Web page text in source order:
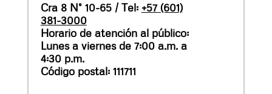
Cra 8 N° 10-65 / Tel: +57 (601)
381-3000
Horario de atención al público:
Lunes a viernes de 7:00 a.m. a
4:30 p.m.
Código postal: 111711